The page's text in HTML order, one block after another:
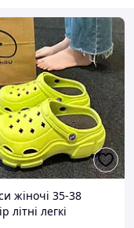
жіночі 35-38
літні легкі